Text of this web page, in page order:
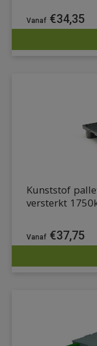
€34,35
Kunststof
versterkt
€37,75